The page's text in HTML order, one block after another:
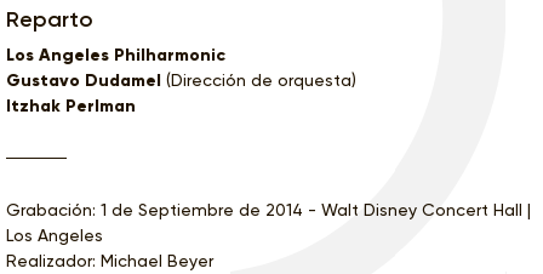
Reparto
Los Angeles Philharmonic
Gustavo Dudamel (Dirección de orquesta)
Itzhak Perlman
Grabación: 1 de Septiembre de 2014 - Walt Disney Concert Hall |
Los Angeles
Realizador: Michael Beyer